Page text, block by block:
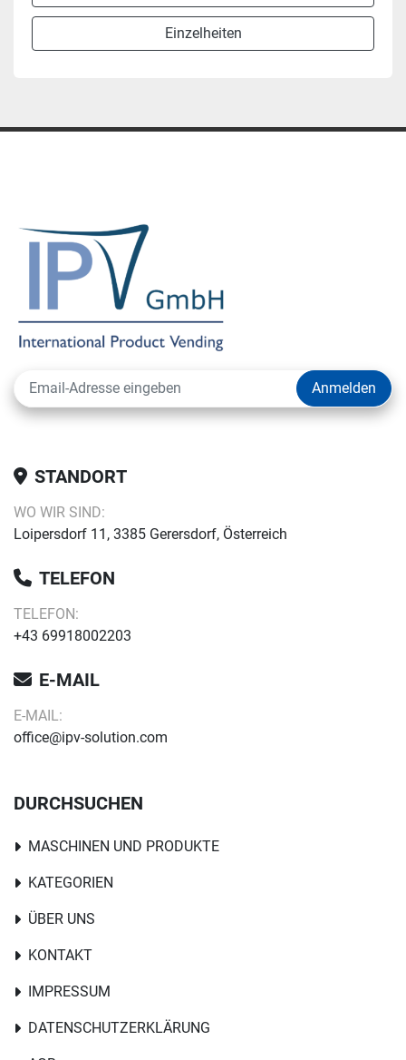
Einzelheiten
Anmelden
STANDORT
WO WIR SIND:
Loipersdorf 11, 3385 Gerersdorf, Österreich
TELEFON
TELEFON:
+43 69918002203
E-MAIL
E-MAIL:
office@ipv-solution.com
DURCHSUCHEN
MASCHINEN UND PRODUKTE
KATEGORIEN
ÜBER UNS
KONTAKT
IMPRESSUM
DATENSCHUTZERKLÄRUNG